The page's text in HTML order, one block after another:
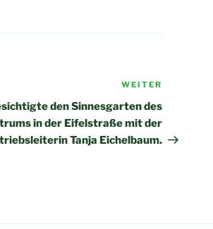
Beitrag
WEITER
den Sinnesgarten des
in der Eifelstraße mit der
Tanja Eichelbaum.